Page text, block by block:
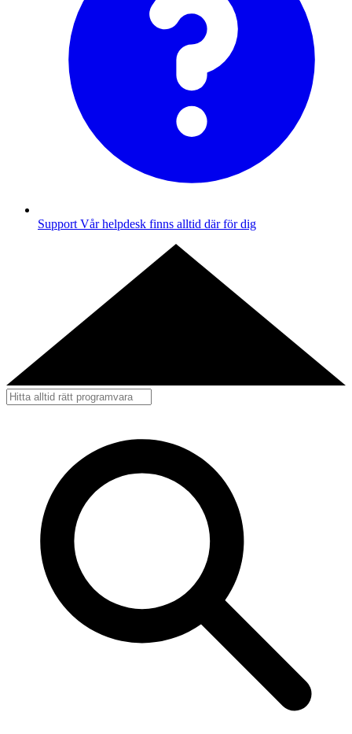
Support Vår helpdesk finns alltid där för dig